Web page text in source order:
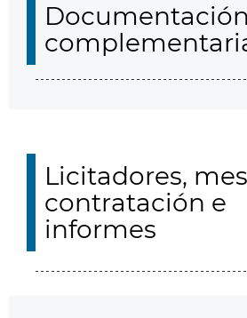
Documentación
Licitadores,
contratación e
informes